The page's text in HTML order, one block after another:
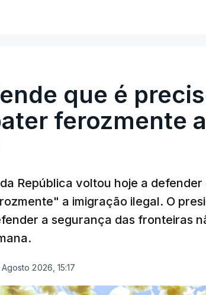
que é
ferozmente
República voltou hoje a
a imigração ilegal. O
a segurança das fronteiras
2026, 15:17